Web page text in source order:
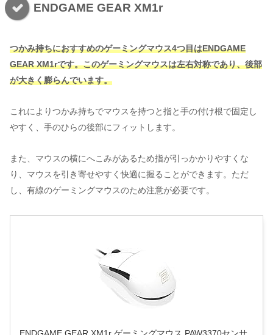
ENDGAME GEAR XM1r
つかみ持ちにおすすめのゲーミングマウス4つ目はENDGAME
GEAR XM1rです。このゲーミングマウスは左右対称であり、後部
が大きく膨らんでいます。
これによりつかみ持ちでマウスを持つと指と手の付け根で固定し
やすく、手のひらの後部にフィットします。
また、マウスの横にへこみがあるため指が引っかかりやすくな
り、マウスを引き寄せやすく快適に握ることができます。ただ
し、有線のゲーミングマウスのため注意が必要です。